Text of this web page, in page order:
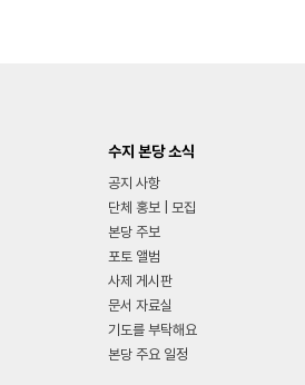
수지 본당 소식
공지 사항
단체 홍보 | 모집
본당 주보
포토 앨범
사제 게시판
문서 자료실
기도를 부탁해요
본당 주요 일정